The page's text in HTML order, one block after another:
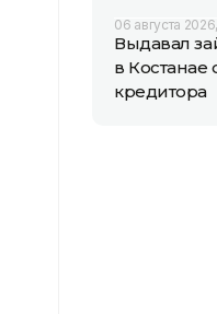
06 августа
Выдавал
в Костанае
кредитора